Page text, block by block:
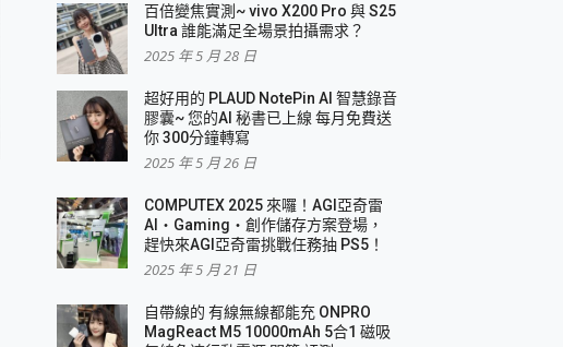
百倍變焦實測~ vivo X200 Pro 與 S25
Ultra 誰能滿足全場景拍攝需求？
2025 年 5 月 28 日
超好用的 PLAUD NotePin AI 智慧錄音
膠囊~ 您的AI 秘書已上線 每月免費送
你 300分鐘轉寫
2025 年 5 月 26 日
COMPUTEX 2025 來囉！AGI亞奇雷
AI・Gaming・創作儲存方案登場，
趕快來AGI亞奇雷挑戰任務抽 PS5！
2025 年 5 月 21 日
自帶線的 有線無線都能充 ONPRO
MagReact M5 10000mAh 5合1 磁吸